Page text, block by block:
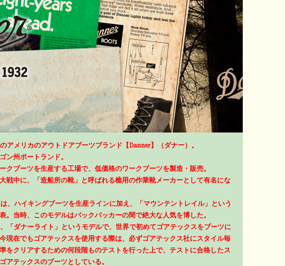
アメリカのアウトドアブーツブランド【Danner】（ダナー）。
ン州ポートランド。
クブーツを生産する工場で、低価格のワークブーツを製造・販売。
戦中に、「造船所の靴」と呼ばれる樵用の作業靴メーカーとして有名にな
、ハイキングブーツを生産ラインに加え、「マウンテントレイル」という
。当時、このモデルはバックパッカーの間で絶大な人気を博した。
「ダナーライト」というモデルで、世界で初めてゴアテックスをブーツに
現在でもゴアテックスを使用する際は、必ずゴアテックス社にスタイル毎
をクリアするための何段階ものテストを行った上で、テストに合格したス
アテックスのブーツとしている。